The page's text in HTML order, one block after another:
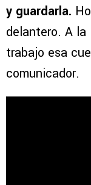
y guardarla.
delantero. A la
trabajo esa
comunicador.